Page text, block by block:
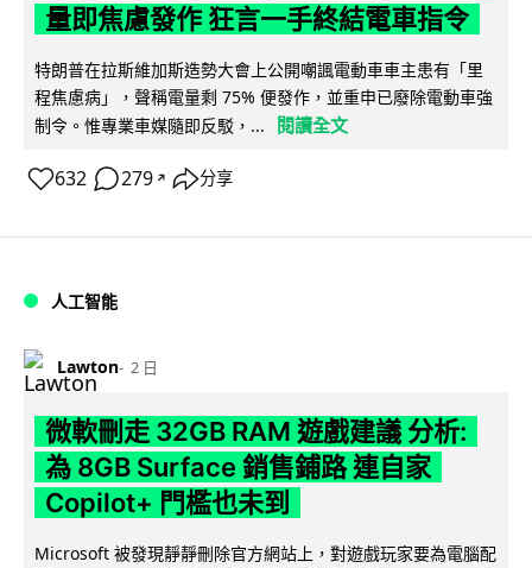
量即焦慮發作 狂言一手終結電車指令
特朗普在拉斯維加斯造勢大會上公開嘲諷電動車車主患有「里
程焦慮病」，聲稱電量剩 75% 便發作，並重申已廢除電動車強
制令。惟專業車媒隨即反駁，...
閱讀全文
632 279 ↗ 分享
人工智能
Lawton 2 日
微軟刪走 32GB RAM 遊戲建議 分析:
為 8GB Surface 銷售鋪路 連自家
Copilot+ 門檻也未到
Microsoft 被發現靜靜刪除官方網站上，對遊戲玩家要為電腦配